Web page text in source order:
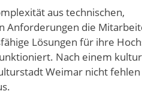
aus technischen,
Anforderungen die
Lösungen für ihre
Nach einem
Weimar nicht